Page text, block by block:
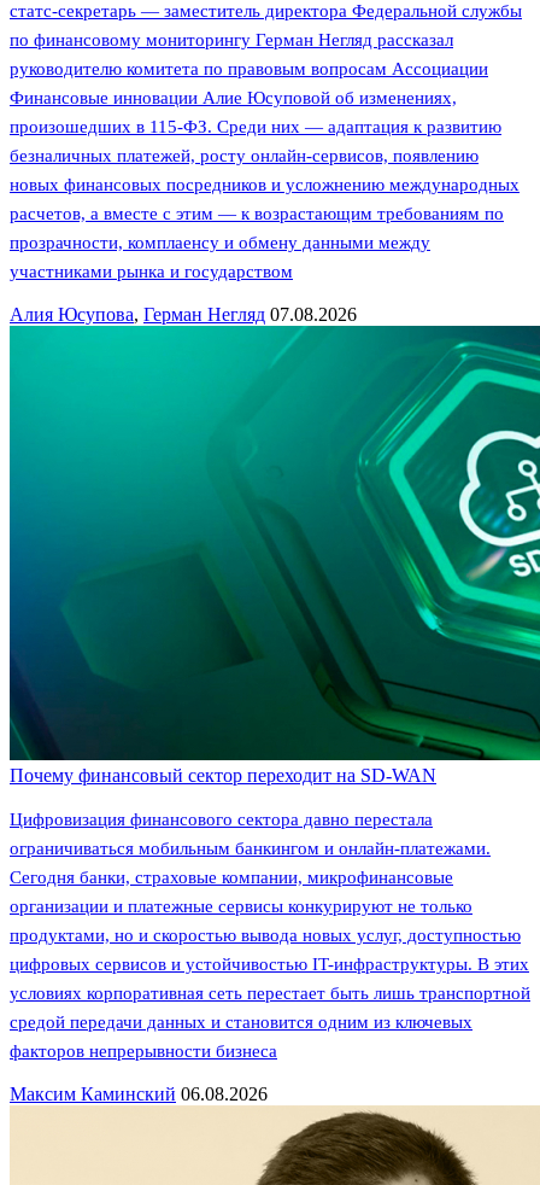
статс-секретарь — заместитель директора Федеральной службы
по финансовому мониторингу Герман Негляд рассказал
руководителю комитета по правовым вопросам Ассоциации
Финансовые инновации Алие Юсуповой об изменениях,
произошедших в 115-ФЗ. Среди них — адаптация к развитию
безналичных платежей, росту онлайн-сервисов, появлению
новых финансовых посредников и усложнению международных
расчетов, а вместе с этим — к возрастающим требованиям по
прозрачности, комплаенсу и обмену данными между
участниками рынка и государством
Алия Юсупова, Герман Негляд 07.08.2026
Почему финансовый сектор переходит на SD-WAN
Цифровизация финансового сектора давно перестала
ограничиваться мобильным банкингом и онлайн-платежами.
Сегодня банки, страховые компании, микрофинансовые
организации и платежные сервисы конкурируют не только
продуктами, но и скоростью вывода новых услуг, доступностью
цифровых сервисов и устойчивостью IT-инфраструктуры. В этих
условиях корпоративная сеть перестает быть лишь транспортной
средой передачи данных и становится одним из ключевых
факторов непрерывности бизнеса
Максим Каминский 06.08.2026